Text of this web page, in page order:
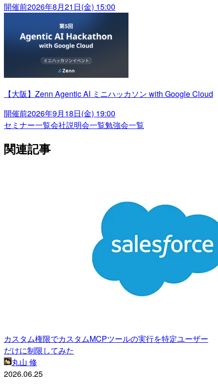
開催前2026年8月21日(金) 15:00
【大阪】Zenn Agentic AI ミニハッカソン with Google Cloud
開催前2026年9月18日(金) 19:00
セミナー一覧会社説明会一覧勉強会一覧
関連記事
カスタム権限でカスタムMCPツールの実行を特定ユーザー
だけに制限してみた
丸山 修
2026.06.25